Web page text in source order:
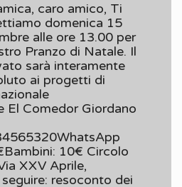
caro amico, Ti
domenica 15
alle ore 13.00 per
Pranzo di Natale. Il
sarà interamente
ai progetti di
El Comedor Giordano
10€ Circolo
XXV Aprile,
resoconto dei